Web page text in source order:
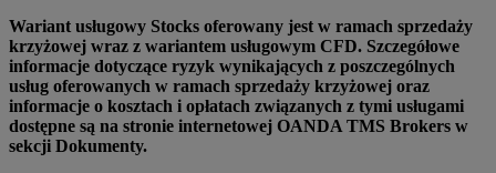
Wariant usługowy Stocks oferowany jest w ramach sprzedaży
krzyżowej wraz z wariantem usługowym CFD. Szczegółowe
informacje dotyczące ryzyk wynikających z poszczególnych
usług oferowanych w ramach sprzedaży krzyżowej oraz
informacje o kosztach i opłatach związanych z tymi usługami
dostępne są na stronie internetowej OANDA TMS Brokers w
sekcji Dokumenty.